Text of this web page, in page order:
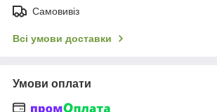
Самовивіз
Всі умови доставки
Умови оплати